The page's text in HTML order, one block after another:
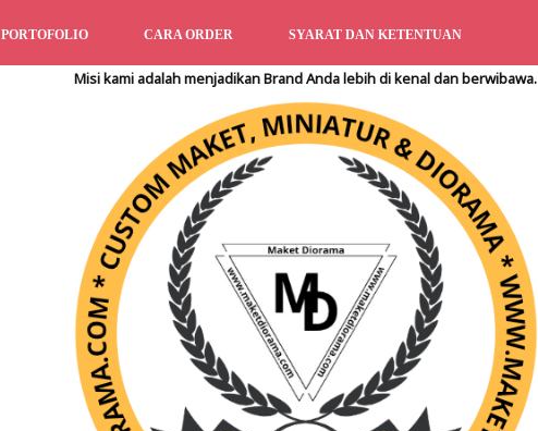
PORTOFOLIO CARA ORDER SYARAT DAN KETENTUAN
Misi kami adalah menjadikan Brand Anda lebih di kenal dan berwibawa.